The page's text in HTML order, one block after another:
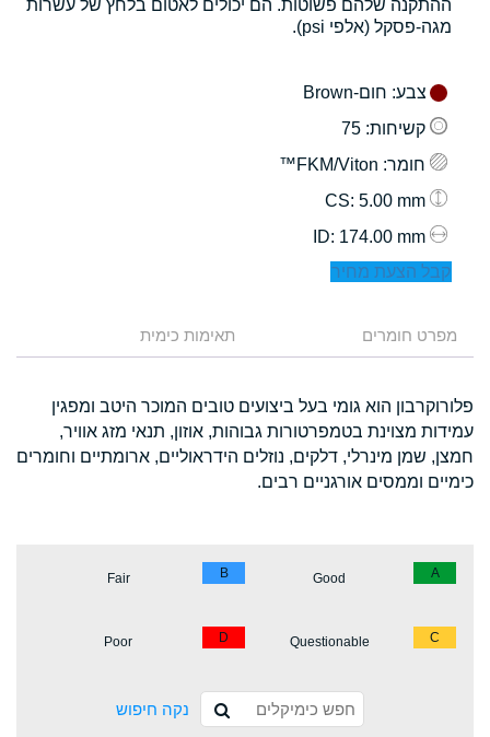
ההתקנה שלהם פשוטות. הם יכולים לאטום בלחץ של עשרות
מגה-פסקל (אלפי psi).
צבע: חום-Brown
קשיחות: 75
חומר: FKM/Viton™
: 5.00 mm
: 174.00 mm
קבל הצעת מחיר
מפרט חומרים תאימות כימית
פלורוקרבון הוא גומי בעל ביצועים טובים המוכר היטב ומפגין
עמידות מצוינת בטמפרטורות גבוהות, אוזון, תנאי מזג אוויר,
חמצן, שמן מינרלי, דלקים, נוזלים הידראוליים, ארומתיים וחומרים
כימיים וממסים אורגניים רבים.
A
Good
B
Fair
C
Questionable
D
Poor
נקה חיפוש